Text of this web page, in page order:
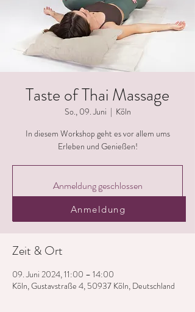
Taste of Thai Massage
So., 09. Juni
  |
Köln
In diesem Workshop geht es vor allem ums
Erleben und Genießen!
Anmeldung geschlossen
Jetzt andere Veranstaltungen ansehen
Zeit & Ort
09. Juni 2024, 11:00 – 14:00
Köln, Gustavstraße 4, 50937 Köln, Deutschland
Anmeldung